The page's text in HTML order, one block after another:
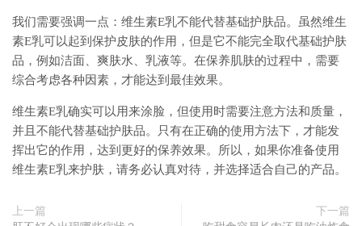
我们需要强调一点：维生素E乳不能代替基础护肤品。虽然维生
素E乳可以起到保护皮肤的作用，但是它不能完全取代基础护肤
品，例如洁面、爽肤水、乳液等。在保养肌肤的过程中，需要
综合考虑各种因素，才能达到最佳效果。
维生素E乳确实可以用来涂脸，但使用时需要注意方法和质量，
并且不能代替基础护肤品。只有在正确的使用方法下，才能发
挥出它的作用，达到更好的保养效果。所以，如果你准备使用
维生素E乳来护肤，请务必认真对待，并选择适合自己的产品。
上一篇
下一篇